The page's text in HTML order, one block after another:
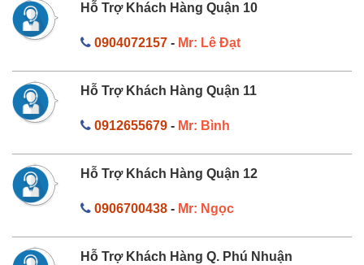
Hỗ Trợ Khách Hàng Quận 10
0904072157- Mr: Lê Đạt
Hỗ Trợ Khách Hàng Quận 11
0912655679- Mr: Bình
Hỗ Trợ Khách Hàng Quận 12
0906700438- Mr: Ngọc
Hỗ Trợ Khách Hàng Q. Phú Nhuận